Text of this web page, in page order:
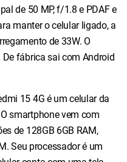
de 50 MP, f/1.8 e PDAF e
manter o celular ligado, a
de 33W. O
fábrica sai com Android
15 4G é um celular da
smartphone vem com
de 128GB 6GB RAM,
Seu processador é um